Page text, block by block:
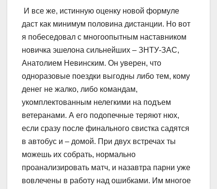
И все же, истинную оценку новой формуле
даст как минимум половина дистанции. Но вот
я побеседовал с многоопытным наставником
новичка эшелона сильнейших – ЗНТУ-ЗАС,
Анатолием Невинским. Он уверен, что
одноразовые поездки выгодны либо тем, кому
денег не жалко, либо командам,
укомплектованным нелегкими на подъем
ветеранами. А его подопечные теряют нюх,
если сразу после финального свистка садятся
в автобус и – домой. При двух встречах ты
можешь их собрать, нормально
проанализировать матч, и назавтра парни уже
вовлечены в работу над ошибками. Им многое